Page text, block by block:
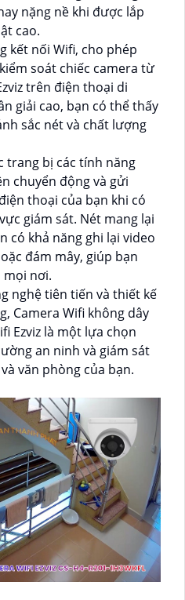
nặng nề khi được lắp
cao.
kết nối Wifi, cho phép
soát chiếc camera từ
trên điện thoại di
giải cao, bạn có thể thấy
sắc nét và chất lượng
trang bị các tính năng
chuyển động và gửi
thoại của bạn khi có
giám sát. Nét mang lại
có khả năng ghi lại video
đám mây, giúp bạn
mọi nơi.
nghệ tiên tiến và thiết kế
Camera Wifi không dây
Ezviz là một lựa chọn
an ninh và giám sát
văn phòng của bạn.